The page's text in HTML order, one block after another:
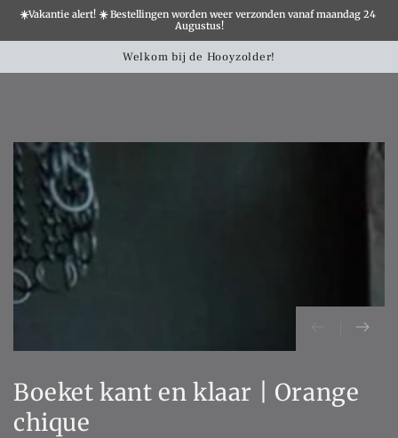
☀️Vakantie alert! ☀️ Bestellingen worden weer verzonden vanaf maandag 24
Augustus!
MISSING:Welkom bij de Hooyzolder!
MISSING:
Boeket kant en klaar | Orange
chique